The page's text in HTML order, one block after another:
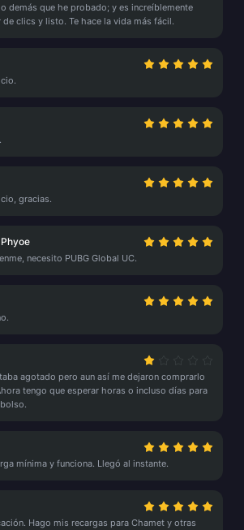
demás que he probado; y es increíblemente
de clics y listo. Te hace la vida más fácil.
gracias.
necesito PUBG Global UC.
agotado pero aun así me dejaron comprarlo
tengo que esperar horas o incluso días para
mínima y funciona. Llegó al instante.
Hago mis recargas para Chamet y otras